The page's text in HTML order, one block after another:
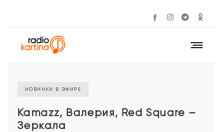
НОВИНКИ В ЭФИРЕ
Kamazz, Валерия, Red Square –
Зеркала